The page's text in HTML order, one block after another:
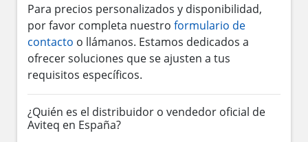
Para precios personalizados y disponibilidad,
por favor completa nuestro formulario de
contacto o llámanos. Estamos dedicados a
ofrecer soluciones que se ajusten a tus
requisitos específicos.
¿Quién es el distribuidor o vendedor oficial de
Aviteq en España?